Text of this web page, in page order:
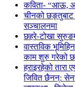
कविता- “आऊ,
चीनको छङ्तुबाट
सञ्चालनमा
छहरे-टोखा
वास्तविक
काम शुरु गरेको
हराइरहेको तारा
जिवित छैनन्: